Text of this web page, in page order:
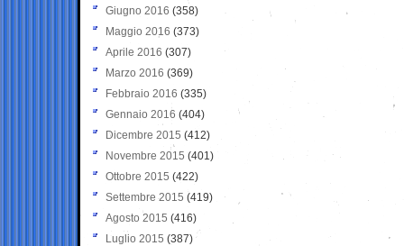
Giugno 2016 (358)
Maggio 2016 (373)
Aprile 2016 (307)
Marzo 2016 (369)
Febbraio 2016 (335)
Gennaio 2016 (404)
Dicembre 2015 (412)
Novembre 2015 (401)
Ottobre 2015 (422)
Settembre 2015 (419)
Agosto 2015 (416)
Luglio 2015 (387)